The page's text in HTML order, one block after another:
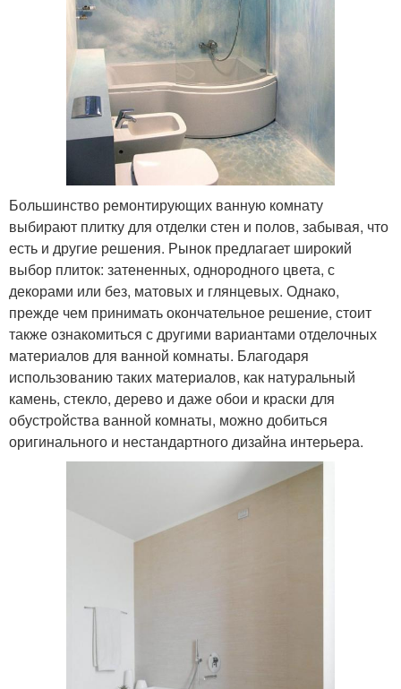
Большинство ремонтирующих ванную комнату
выбирают плитку для отделки стен и полов, забывая, что
есть и другие решения. Рынок предлагает широкий
выбор плиток: затененных, однородного цвета, с
декорами или без, матовых и глянцевых. Однако,
прежде чем принимать окончательное решение, стоит
также ознакомиться с другими вариантами отделочных
материалов для ванной комнаты. Благодаря
использованию таких материалов, как натуральный
камень, стекло, дерево и даже обои и краски для
обустройства ванной комнаты, можно добиться
оригинального и нестандартного дизайна интерьера.